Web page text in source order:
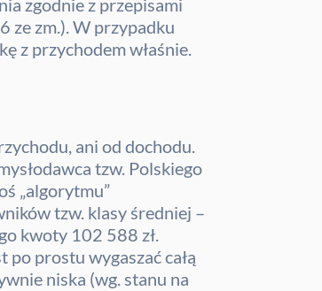
ze zm.). W przypadku
z przychodem właśnie.
ani od dochodu.
tzw. Polskiego
„algorytmu”
tzw. klasy średniej –
kwoty 102 588 zł.
po prostu wygaszać całą
niska (wg. stanu na